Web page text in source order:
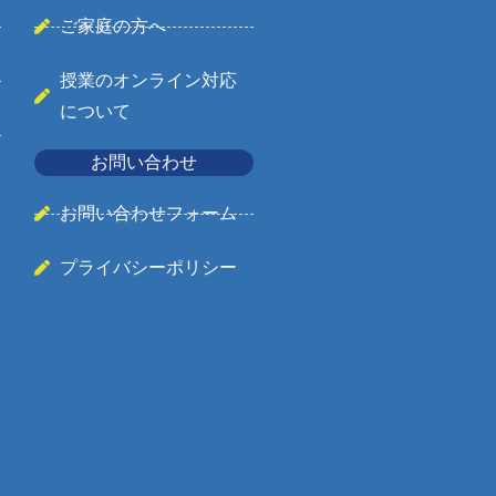
ご家庭の方へ
授業のオンライン対応
について
お問い合わせ
お問い合わせフォーム
プライバシーポリシー